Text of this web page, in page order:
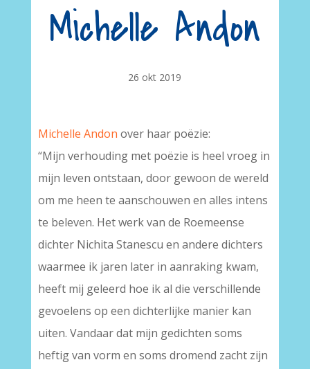
Michelle Andon
26 okt 2019
Michelle Andon over haar poëzie:
“Mijn verhouding met poëzie is heel vroeg in
mijn leven ontstaan, door gewoon de wereld
om me heen te aanschouwen en alles intens
te beleven. Het werk van de Roemeense
dichter Nichita Stanescu en andere dichters
waarmee ik jaren later in aanraking kwam,
heeft mij geleerd hoe ik al die verschillende
gevoelens op een dichterlijke manier kan
uiten. Vandaar dat mijn gedichten soms
heftig van vorm en soms dromend zacht zijn